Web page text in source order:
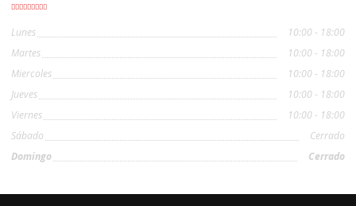
Lunes
10:00 - 18:00
Martes
10:00 - 18:00
Miercoles
10:00 - 18:00
Jueves
10:00 - 18:00
Viernes
10:00 - 18:00
Sábado
Cerrado
Domingo
Cerrado